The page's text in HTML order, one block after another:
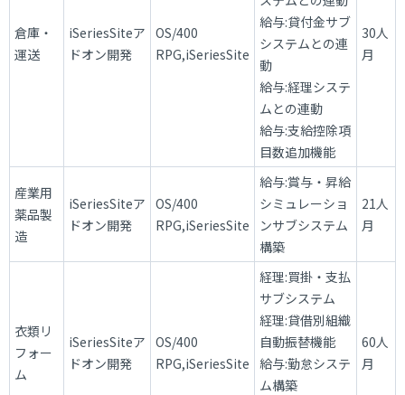
倉庫・
運送
iSeriesSiteア
ドオン開発
OS/400
RPG,iSeriesSite
給与:貸付金サブ
システムとの連
動
給与:経理システ
ムとの連動
給与:支給控除項
目数追加機能
30人
月
産業用
薬品製
造
iSeriesSiteア
ドオン開発
OS/400
RPG,iSeriesSite
給与:賞与・昇給
シミュレーショ
ンサブシステム
構築
21人
月
衣類リ
フォー
ム
iSeriesSiteア
ドオン開発
OS/400
RPG,iSeriesSite
経理:買掛・支払
サブシステム
経理:貸借別組織
自動振替機能
給与:勤怠システ
ム構築
60人
月